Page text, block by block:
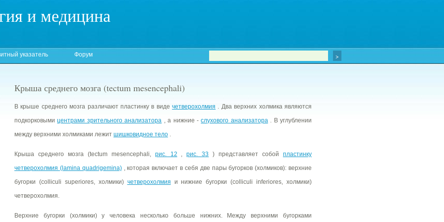
и медицина
указатель Форум
Крыша среднего мозга (tectum mesencephali)
В крыше среднего мозга различают пластинку в видечетверохолмия . Два верхних холмика являются
подкорковымицентрами зрительного анализатора , а нижние -слухового анализатора. В углублении
между верхними холмиками лежит шишковидное тело .
Крыша среднего мозга (tectum mesencephali, рис. 12 ,рис. 33 ) представляет собойпластинку
четверохолмия (lamina quadrigemina), которая включает в себя две пары бугорков (холмиков): верхние
бугорки (colliculi superiores, холмики) четверохолмия и нижние бугорки (colliculi inferiores, холмики)
четверохолмия.
Верхние бугорки (холмики) у человека несколько больше нижних. Между верхними бугорками